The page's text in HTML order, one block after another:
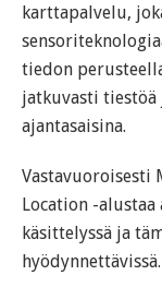
karttapalvelu,
tiedon
jatkuvasti tiestöä
ajantasaisina.
Vastavuoroisesti
Location -
käsittelyssä ja
hyödynnettävissä.